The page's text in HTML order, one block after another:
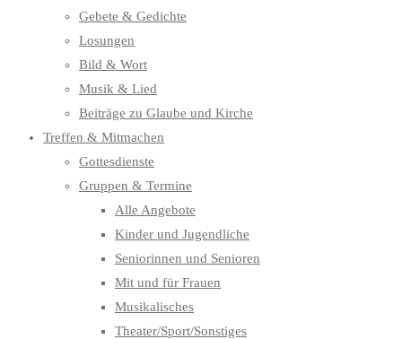
Gebete & Gedichte
Losungen
Bild & Wort
Musik & Lied
Beiträge zu Glaube und Kirche
Treffen & Mitmachen
Gottesdienste
Gruppen & Termine
Alle Angebote
Kinder und Jugendliche
Seniorinnen und Senioren
Mit und für Frauen
Musikalisches
Theater/Sport/Sonstiges